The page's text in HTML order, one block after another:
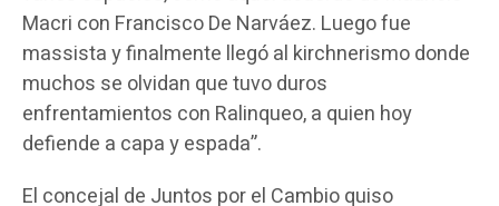
Macri con Francisco De Narváez. Luego fue
massista y finalmente llegó al kirchnerismo donde
muchos se olvidan que tuvo duros
enfrentamientos con Ralinqueo, a quien hoy
defiende a capa y espada”.
El concejal de Juntos por el Cambio quiso